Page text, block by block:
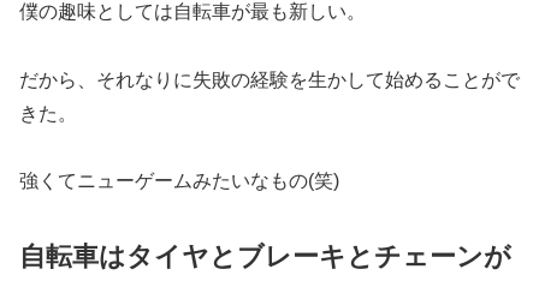
僕の趣味としては自転車が最も新しい。
だから、それなりに失敗の経験を生かして始めることがで
きた。
強くてニューゲームみたいなもの(笑)
自転車はタイヤとブレーキとチェーンが